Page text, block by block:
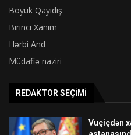
Böyük Qayıdış
Birinci Xanım
Hərbi And
Müdafiə naziri
REDAKTOR SEÇIMI
Vuçiçdən